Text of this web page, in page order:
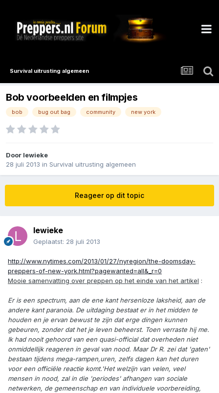
Survival uitrusting algemeen
Bob voorbeelden en filmpjes
bob bug out bag community new york
Door lewieke
28 juli 2013 in Survival uitrusting algemeen
Reageer op dit topic
lewieke
Geplaatst: 28 juli 2013
http://www.nytimes.com/2013/01/27/nyregion/the-doomsday-
preppers-of-new-york.html?pagewanted=all&_r=0
Mooie samenvatting over preppen op het einde van het artikel :
Er is een spectrum, aan de ene kant hersenloze laksheid, aan de
andere kant paranoia. De uitdaging bestaat er in het midden te
houden en je ervan bewust te zijn dat erge dingen kunnen
gebeuren, zonder dat het je leven beheerst. Toen verraste hij me.
Ik had nooit gehoord van een quasi-official dat overheden niet
onmiddellijk reageren in geval van nood. Maar Dr R. zei dat 'gaten'
bestaan tijdens mega-rampen,uren, zelfs dagen kan het duren
voor een officiële reactie komt.'Het welzijn van velen, veel
mensen in nood, zal in die 'periodes' afhangen van sociale
netwerken, de gemeenschap en van individuele voorbereiding,